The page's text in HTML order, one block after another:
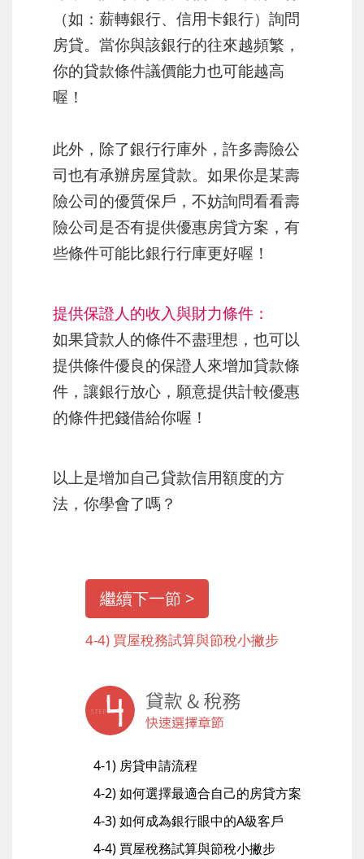
（如：薪轉銀行、信用卡銀行）詢問
房貸。當你與該銀行的往來越頻繁，
你的貸款條件議價能力也可能越高
喔！
此外，除了銀行行庫外，許多壽險公
司也有承辦房屋貸款。如果你是某壽
險公司的優質保戶，不妨詢問看看壽
險公司是否有提供優惠房貸方案，有
些條件可能比銀行行庫更好喔！
提供保證人的收入與財力條件：
如果貸款人的條件不盡理想，也可以
提供條件優良的保證人來增加貸款條
件，讓銀行放心，願意提供計較優惠
的條件把錢借給你喔！
以上是增加自己貸款信用額度的方
法，你學會了嗎？
繼續下一節 >
4-4) 買屋稅務試算與節稅小撇步
4-1) 房貸申請流程
4-2) 如何選擇最適合自己的房貸方案
4-3) 如何成為銀行眼中的A級客戶
4-4) 買屋稅務試算與節稅小撇步